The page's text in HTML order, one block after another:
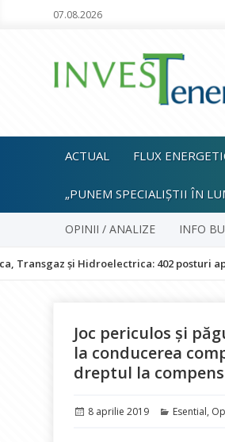
07.08.2026
ACTUAL FLUX
„PUNEM SPECIALIȘTII ÎN
OPINII / ANALIZE INFO
și Hidroelectrica: 402 posturi aprobate
Joc periculos şi
la conducerea
dreptul la
Publicat
8 aprilie 2019 Categorii
Esential,